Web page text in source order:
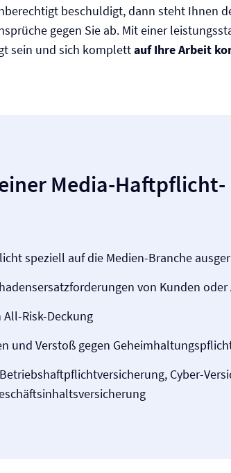
beschuldigt, dann steht Ihnen
gegen Sie ab. Mit einer
sein und sich komplettauf Ihre Arbeit
Media-Haftpflicht­
speziell auf die Medien-Branche
von Kunden
Risk-Deckung
und Verstoß gegen
Cyber-